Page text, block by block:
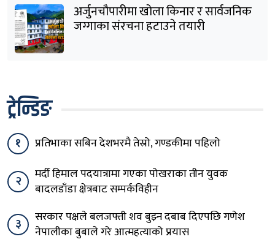
अर्जुनचौपारीमा खोला किनार र सार्वजनिक
जग्गाका संरचना हटाउने तयारी
ट्रेन्डिङ
१ प्रतिभाका सबिन देशभरमै तेस्रो, गण्डकीमा पहिलो
२
मर्दी हिमाल पदयात्रामा गएका पोखराका तीन युवक
बादलडाँडा क्षेत्रबाट सम्पर्कविहीन
३
सरकार पक्षले बलजफ्ती शव बुझ्न दबाब दिएपछि गणेश
नेपालीका बुबाले गरे आत्महत्याको प्रयास